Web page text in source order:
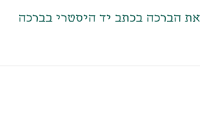
הברכה בכתב יד היסטרי בברכה